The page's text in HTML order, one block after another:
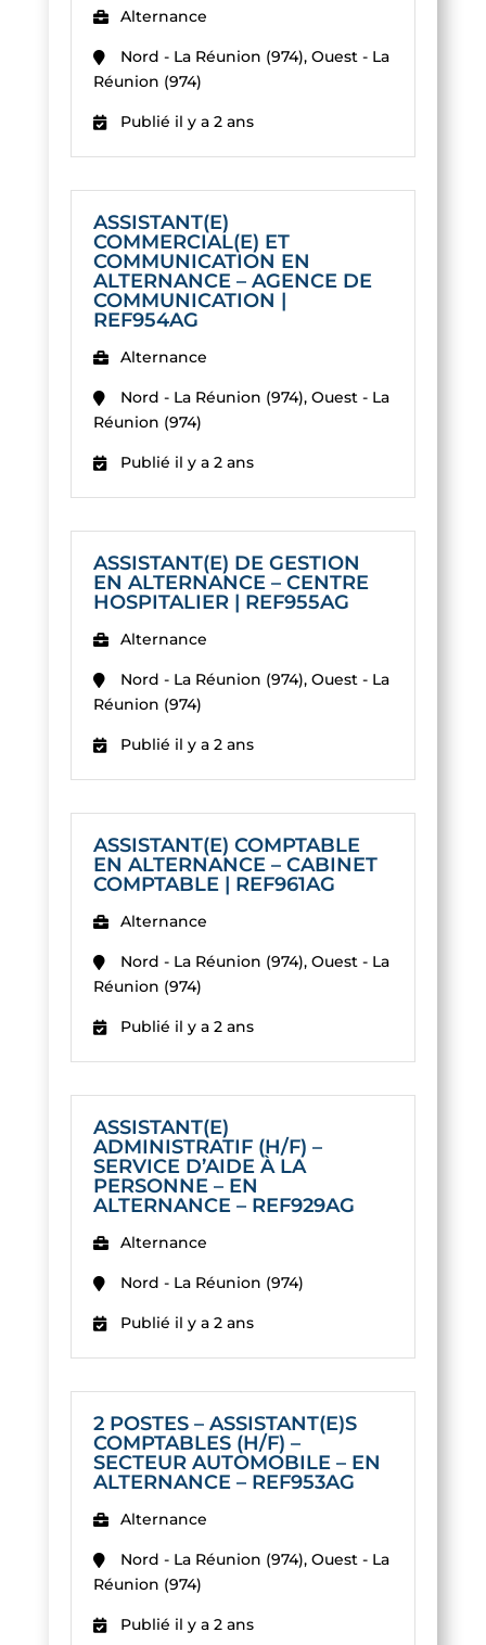
Alternance
Nord - La Réunion (974), Ouest - La
Réunion (974)
Publié il y a 2 ans
ASSISTANT(E)
COMMERCIAL(E) ET
COMMUNICATION EN
ALTERNANCE – AGENCE DE
COMMUNICATION |
REF954AG
Alternance
Nord - La Réunion (974), Ouest - La
Réunion (974)
Publié il y a 2 ans
ASSISTANT(E) DE GESTION
EN ALTERNANCE – CENTRE
HOSPITALIER | REF955AG
Alternance
Nord - La Réunion (974), Ouest - La
Réunion (974)
Publié il y a 2 ans
ASSISTANT(E) COMPTABLE
EN ALTERNANCE – CABINET
COMPTABLE | REF961AG
Alternance
Nord - La Réunion (974), Ouest - La
Réunion (974)
Publié il y a 2 ans
ASSISTANT(E)
ADMINISTRATIF (H/F) –
SERVICE D’AIDE À LA
PERSONNE – EN
ALTERNANCE – REF929AG
Alternance
Nord - La Réunion (974)
Publié il y a 2 ans
2 POSTES – ASSISTANT(E)S
COMPTABLES (H/F) –
SECTEUR AUTOMOBILE – EN
ALTERNANCE – REF953AG
Alternance
Nord - La Réunion (974), Ouest - La
Réunion (974)
Publié il y a 2 ans